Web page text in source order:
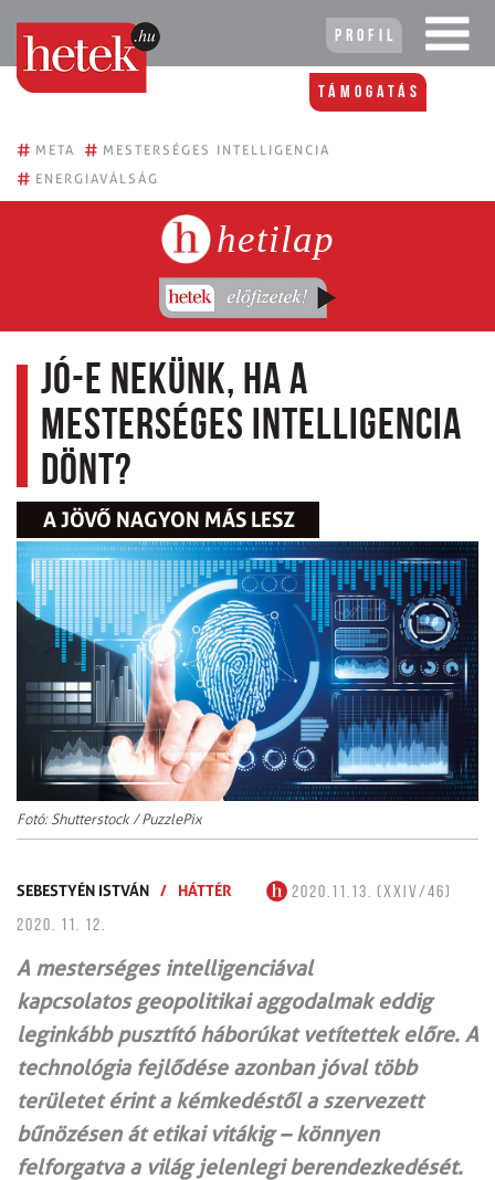
Profil
Támogatás
# META # MESTERSÉGES INTELLIGENCIA
# ENERGIAVÁLSÁG
hetilap
Jó-e nekünk, ha a
Mesterséges Intelligencia
dönt?
A JÖVŐ NAGYON MÁS LESZ
Fotó: Shutterstock / PuzzlePix
SEBESTYÉN ISTVÁN / HÁTTÉR
2020.11.13. (XXIV/46)
2020. 11. 12.
A mesterséges intelligenciával
kapcsolatos geopolitikai aggodalmak eddig
leginkább pusztító háborúkat vetítettek előre. A
technológia fejlődése azonban jóval több
területet érint a kémkedéstől a szervezett
bűnözésen át etikai vitákig – könnyen
felforgatva a világ jelenlegi berendezkedését.